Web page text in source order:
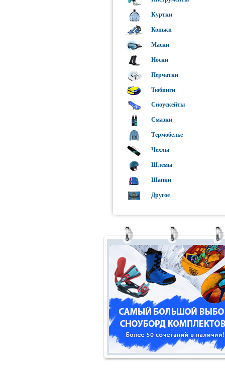
Casco
Cebe
Celsius
Dakine
DC
Derby
DFC
Easy Rider
Elan
Elfgen
Elude
F2
Fly
Freestyle
FTwo
Gev
Giro
Glance
GNU
Graf
Guahoo
Куртки
Коньки
Маски
Носки
Перчатки
Тюбинги
Сноускейты
Смазки
Термобелье
Чехлы
Шлемы
Шапки
Другое